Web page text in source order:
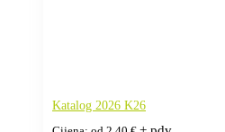
Katalog 2026 K26